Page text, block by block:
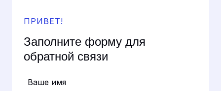
ПРИВЕТ!
Заполните форму для
обратной связи
Ваше имя